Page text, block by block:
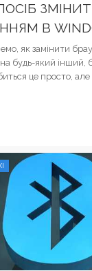
В
як замінити
будь-який інший,
це просто, але